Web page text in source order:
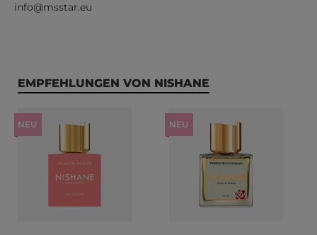
info@msstar.eu
Produktgalerie überspringen
EMPFEHLUNGEN VON NISHANE
NEU NEU